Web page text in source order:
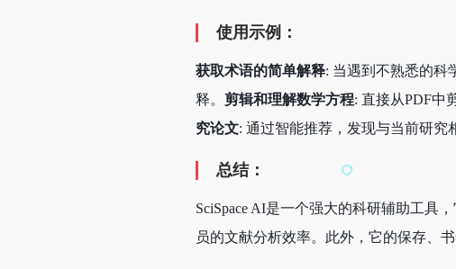
使用示例：
获取术语的简单解释: 当遇到不熟悉的科
释。 剪辑和理解数学方程: 直接从PDF中
究论文: 通过智能推荐，发现与当前研究
总结：
SciSpace AI是一个强大的科研辅助工具
员的文献分析效率。此外，它的保存、